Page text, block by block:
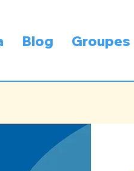
Blog Groupes